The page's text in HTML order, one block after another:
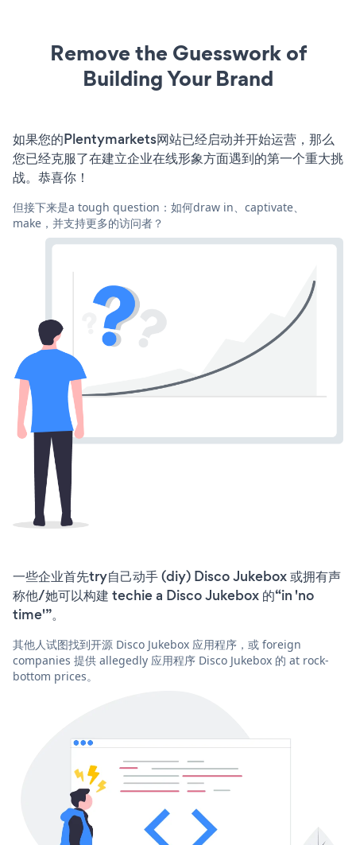
Remove the Guesswork of
Building Your Brand
如果您的Plentymarkets网站已经启动并开始运营，那么
您已经克服了在建立企业在线形象方面遇到的第一个重大挑
战。恭喜你！
但接下来是a tough question：如何draw in、captivate、
make，并支持更多的访问者？
一些企业首先try自己动手 (diy) Disco Jukebox 或拥有声
称他/她可以构建 techie a Disco Jukebox 的“in 'no
time'”。
其他人试图找到开源 Disco Jukebox 应用程序，或 foreign
companies 提供 allegedly 应用程序 Disco Jukebox 的 at rock-
bottom prices。